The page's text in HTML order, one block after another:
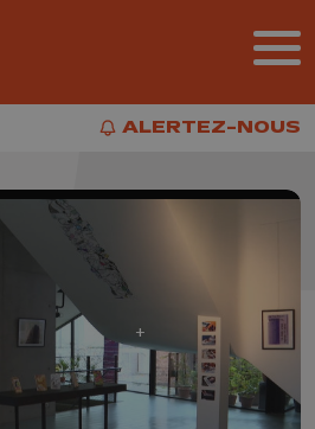
ALERTEZ-NOUS
ALERTEZ-NOUS